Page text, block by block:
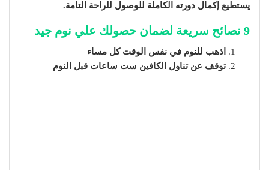
يستطيع إكمال دورته الكاملة للوصول للراحة التامة.
9 نصائح سريعة لضمان حصولك علي نوم جيد
اذهب للنوم في نفس الوقت كل مساء
توقف عن تناول الكافين ست ساعات قبل النوم